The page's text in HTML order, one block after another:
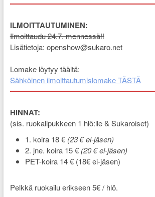
ILMOITTAUTUMINEN:
Ilmoittaudu 24.7. mennessä!!
Lisätietoja: openshow@sukaro.net
Lomake löytyy täältä:
Sähköinen ilmoittautumislomake TÄSTÄ
HINNAT:
(sis. ruokalipukkeen 1 hlö:lle & Sukaroiset)
1. koira 18 € (23 € ei-jäsen)
2. jne. koira 15 € (20 € ei-jäsen)
PET-koira 14 € (18€ ei-jäsen)
Pelkkä ruokailu erikseen 5€ / hlö.